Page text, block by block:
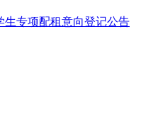
生专项配租意向登记公告